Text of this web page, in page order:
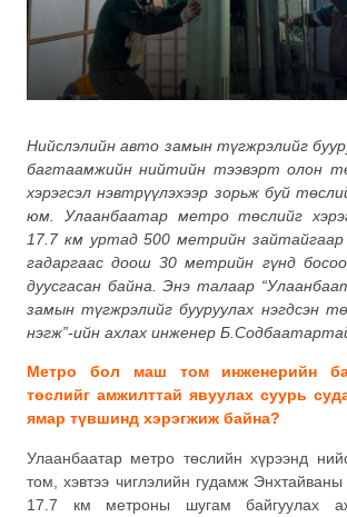
Нийслэлийн авто замын түгжрэлийг
багтаамжийн нийтийн тээвэрт олон
хэрэгсэл нэвтрүүлэхээр зорьж буй
юм. Улаанбаатар метро төслийг
17.7 км уртад 500 метрийн
гадаргаас доош 30 метрийн гүнд
дуусгасан байна. Энэ талаар
замын түгжрэлийг бууруулах нэгдсэн
нэгж”-ийн ахлах инженер
Метро бол маш том инженерийн
төслийг амжилттай явуулах суурь
ямар түвшинд хэрэгжиж байна?
Улаанбаатар метро төслийн хүрээнд
том, хэвтээ чиглэлийн гудамж
17.7 км метроны шугам байгуулах